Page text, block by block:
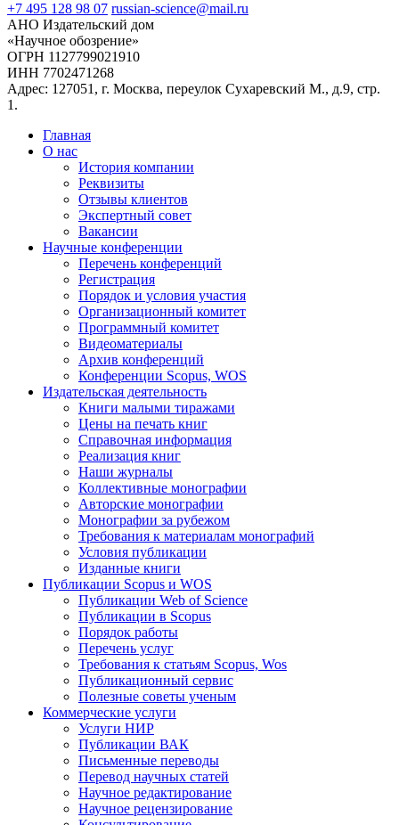
+7 495 128 98 07 russian-science@mail.ru
АНО Издательский дом
«Научное обозрение»
ОГРН 1127799021910
ИНН 7702471268
Адрес: 127051, г. Москва, переулок Сухаревский М., д.9, стр.
1.
Главная
О нас
История компании
Реквизиты
Отзывы клиентов
Экспертный совет
Вакансии
Научные конференции
Перечень конференций
Регистрация
Порядок и условия участия
Организационный комитет
Программный комитет
Видеоматериалы
Архив конференций
Конференции Scopus, WOS
Издательская деятельность
Книги малыми тиражами
Цены на печать книг
Справочная информация
Реализация книг
Наши журналы
Коллективные монографии
Авторские монографии
Монографии за рубежом
Требования к материалам монографий
Условия публикации
Изданные книги
Публикации Scopus и WOS
Публикации Web of Science
Публикации в Scopus
Порядок работы
Перечень услуг
Требования к статьям Scopus, Wos
Публикационный сервис
Полезные советы ученым
Коммерческие услуги
Услуги НИР
Публикации ВАК
Письменные переводы
Перевод научных статей
Научное редактирование
Научное рецензирование